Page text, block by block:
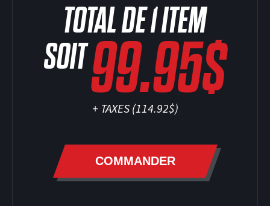
SOCCER
TOTAL DE1ITEM
SOIT99.95$
+ TAXES (114.92$)
COMMANDER